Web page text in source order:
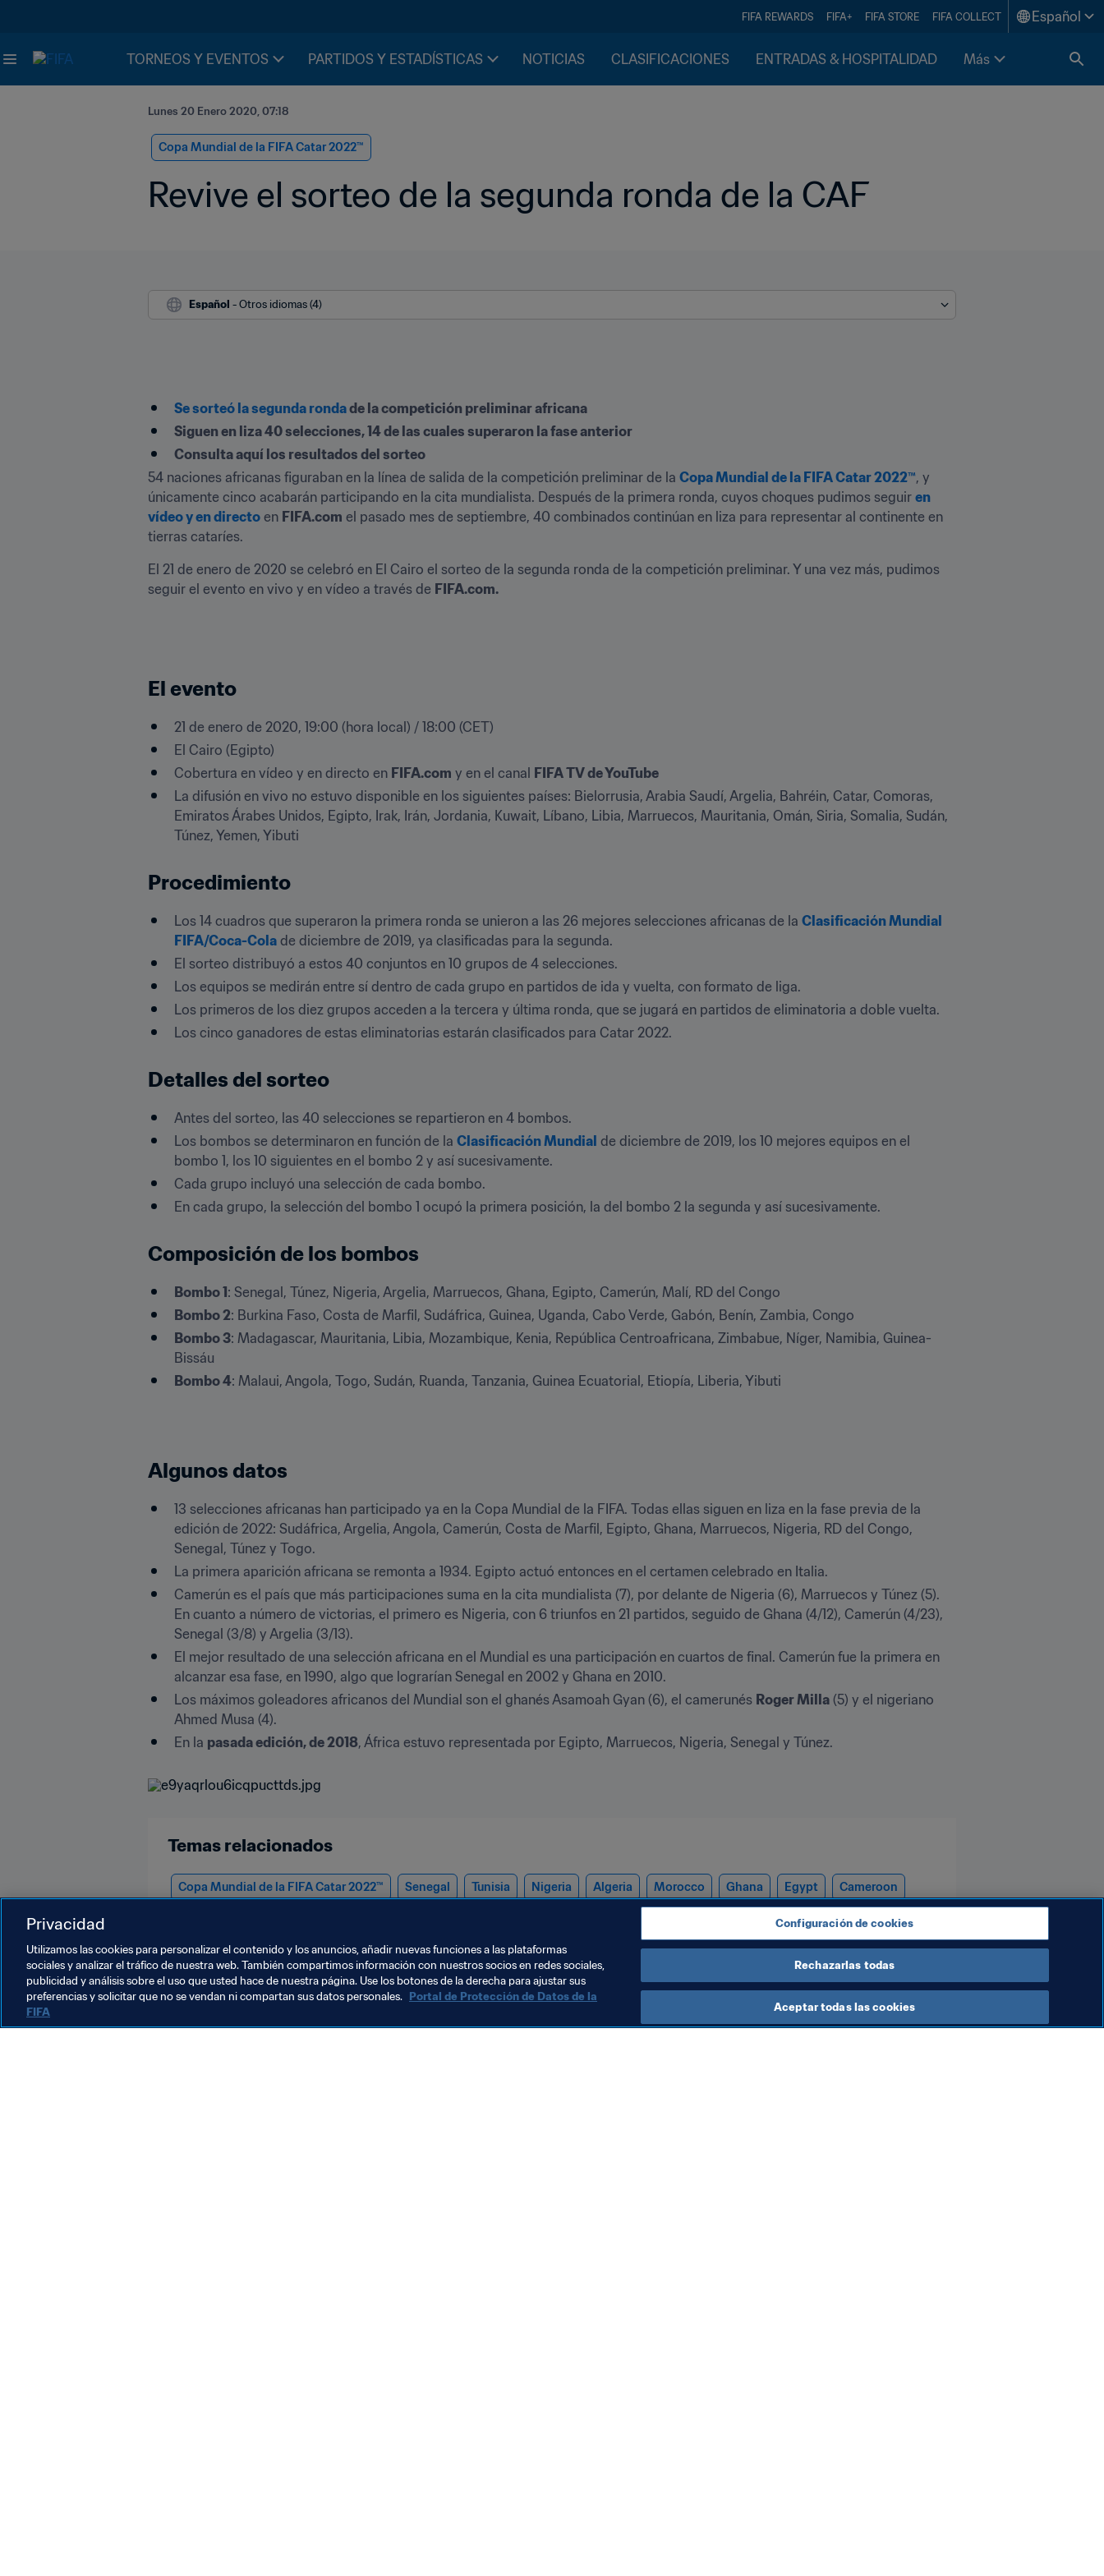
FIFA REWARDS FIFA+ FIFA STORE FIFA COLLECT Español
TORNEOS Y EVENTOS PARTIDOS Y ESTADÍSTICAS NOTICIAS CLASIFICACIONES ENTRADAS & HOSPITALIDAD Más
Lunes 20 Enero 2020, 07:18
Copa Mundial de la FIFA Catar 2022™
Revive el sorteo de la segunda ronda de la CAF
Español - Otros idiomas (4)
Se sorteó la segunda ronda de la competición preliminar africana
Siguen en liza 40 selecciones, 14 de las cuales superaron la fase anterior
Consulta aquí los resultados del sorteo
54 naciones africanas figuraban en la línea de salida de la competición preliminar de la Copa Mundial de la FIFA Catar 2022™, y
únicamente cinco acabarán participando en la cita mundialista. Después de la primera ronda, cuyos choques pudimos seguir en
vídeo y en directo en FIFA.com el pasado mes de septiembre, 40 combinados continúan en liza para representar al continente en
tierras cataríes.
El 21 de enero de 2020 se celebró en El Cairo el sorteo de la segunda ronda de la competición preliminar. Y una vez más, pudimos
seguir el evento en vivo y en vídeo a través de FIFA.com.
El evento
21 de enero de 2020, 19:00 (hora local) / 18:00 (CET)
El Cairo (Egipto)
Cobertura en vídeo y en directo en FIFA.com y en el canal
FIFA TV de YouTube
La difusión en vivo no estuvo disponible en los siguientes países: Bielorrusia, Arabia Saudí, Argelia, Bahréin, Catar, Comoras,
Emiratos Árabes Unidos, Egipto, Irak, Irán, Jordania, Kuwait, Líbano, Libia, Marruecos, Mauritania, Omán, Siria, Somalia, Sudán,
Túnez, Yemen, Yibuti
Procedimiento
Los 14 cuadros que superaron la primera ronda se unieron a las 26 mejores selecciones africanas de la Clasificación Mundial
FIFA/Coca-Cola de diciembre de 2019, ya clasificadas para la segunda.
El sorteo distribuyó a estos 40 conjuntos en 10 grupos de 4 selecciones.
Los equipos se medirán entre sí dentro de cada grupo en partidos de ida y vuelta, con formato de liga.
Los primeros de los diez grupos acceden a la tercera y última ronda, que se jugará en partidos de eliminatoria a doble vuelta.
Los cinco ganadores de estas eliminatorias estarán clasificados para Catar 2022.
Detalles del sorteo
Antes del sorteo, las 40 selecciones se repartieron en 4 bombos.
Los bombos se determinaron en función de la Clasificación Mundial de diciembre de 2019, los 10 mejores equipos en el
bombo 1, los 10 siguientes en el bombo 2 y así sucesivamente.
Cada grupo incluyó una selección de cada bombo.
En cada grupo, la selección del bombo 1 ocupó la primera posición, la del bombo 2 la segunda y así sucesivamente.
Composición de los bombos
Bombo 1 : Senegal, Túnez, Nigeria, Argelia, Marruecos, Ghana, Egipto, Camerún, Malí, RD del Congo
Bombo 2: Burkina Faso, Costa de Marfil, Sudáfrica, Guinea, Uganda, Cabo Verde, Gabón, Benín, Zambia, Congo
Bombo 3: Madagascar, Mauritania, Libia, Mozambique, Kenia, República Centroafricana, Zimbabue, Níger, Namibia, Guinea-
Bissáu
Bombo 4: Malaui, Angola, Togo, Sudán, Ruanda, Tanzania, Guinea Ecuatorial, Etiopía, Liberia, Yibuti
Algunos datos
13 selecciones africanas han participado ya en la Copa Mundial de la FIFA. Todas ellas siguen en liza en la fase previa de la
edición de 2022: Sudáfrica, Argelia, Angola, Camerún, Costa de Marfil, Egipto, Ghana, Marruecos, Nigeria, RD del Congo,
Senegal, Túnez y Togo.
La primera aparición africana se remonta a 1934. Egipto actuó entonces en el certamen celebrado en Italia.
Camerún es el país que más participaciones suma en la cita mundialista (7), por delante de Nigeria (6), Marruecos y Túnez (5).
En cuanto a número de victorias, el primero es Nigeria, con 6 triunfos en 21 partidos, seguido de Ghana (4/12), Camerún (4/23),
Senegal (3/8) y Argelia (3/13).
El mejor resultado de una selección africana en el Mundial es una participación en cuartos de final. Camerún fue la primera en
alcanzar esa fase, en 1990, algo que lograrían Senegal en 2002 y Ghana en 2010.
Los máximos goleadores africanos del Mundial son el ghanés Asamoah Gyan (6), el camerunés Roger Milla (5) y el nigeriano
Ahmed Musa (4).
En la pasada edición, de 2018, África estuvo representada por Egipto, Marruecos, Nigeria, Senegal y Túnez.
Temas relacionados
Copa Mundial de la FIFA Catar 2022™ Senegal Tunisia Nigeria Algeria Morocco Ghana Egypt Cameroon
Privacidad
Utilizamos las cookies para personalizar el contenido y los anuncios, añadir nuevas funciones a las plataformas
sociales y analizar el tráfico de nuestra web. También compartimos información con nuestros socios en redes sociales,
publicidad y análisis sobre el uso que usted hace de nuestra página. Use los botones de la derecha para ajustar sus
preferencias y solicitar que no se vendan ni compartan sus datos personales. Portal de Protección de Datos de la
FIFA
Configuración de cookies
Rechazarlas todas
Aceptar todas las cookies